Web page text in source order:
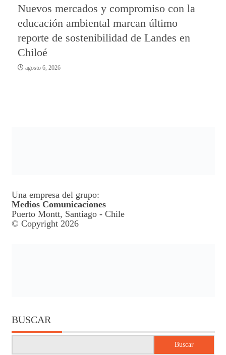
Nuevos mercados y compromiso con la
educación ambiental marcan último
reporte de sostenibilidad de Landes en
Chiloé
agosto 6, 2026
Una empresa del grupo:
Medios Comunicaciones
Puerto Montt, Santiago - Chile
© Copyright 2026
BUSCAR
Buscar